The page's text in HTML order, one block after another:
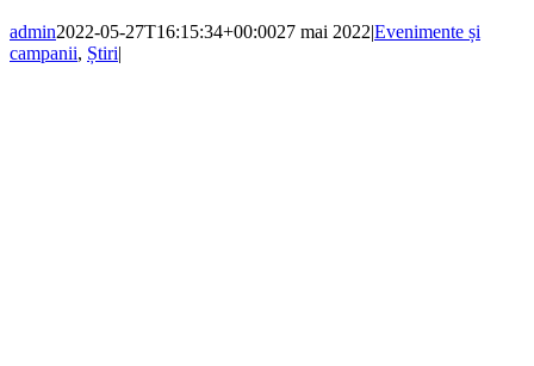
admin2022-05-27T16:15:34+00:0027 mai 2022|Evenimente și
campanii, Știri|